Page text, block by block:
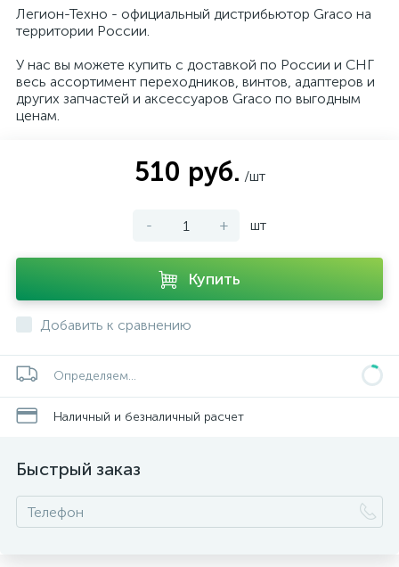
Легион-Техно - официальный дистрибьютор Graco на
территории России.
У нас вы можете купить с доставкой по России и СНГ
весь ассортимент переходников, винтов, адаптеров и
других запчастей и аксессуаров Graco по выгодным
ценам.
510 руб. /шт
- + шт
Купить
Добавить к сравнению
Определяем...
Наличный и безналичный расчет
Быстрый заказ